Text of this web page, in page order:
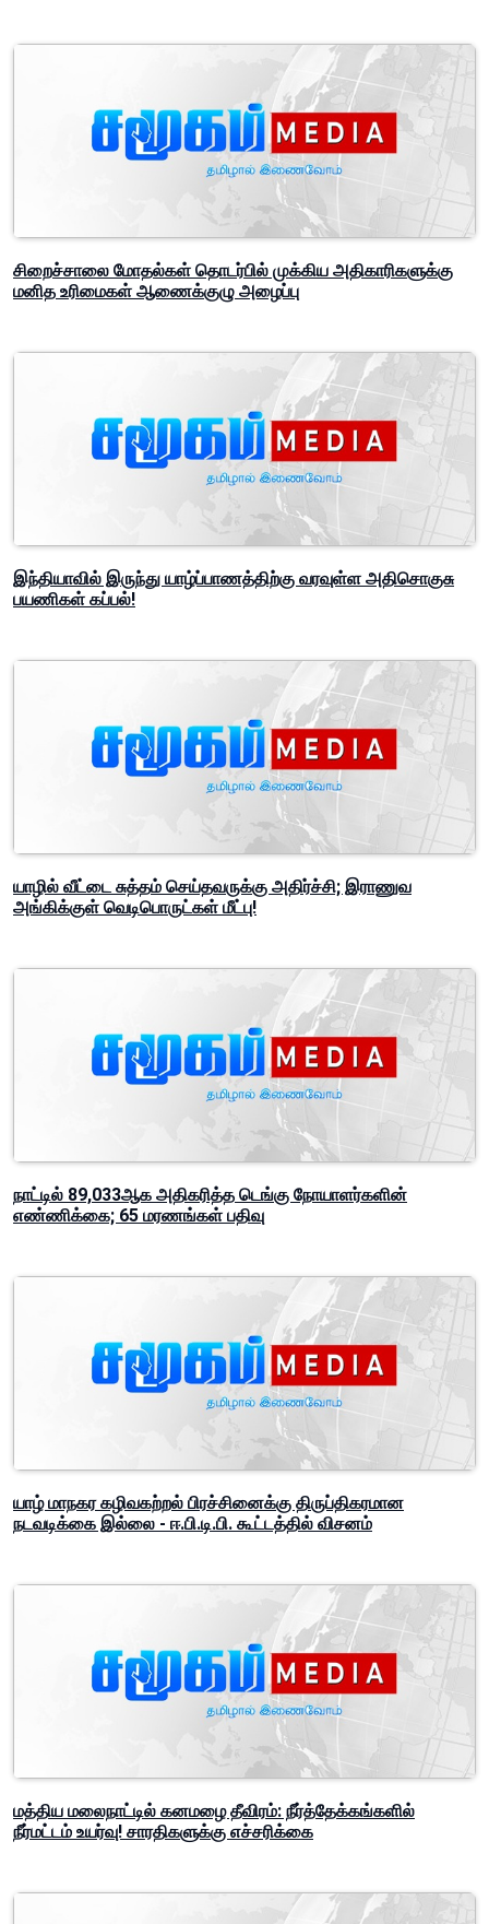
சிறைச்சாலை மோதல்கள் தொடர்பில் முக்கிய அதிகாரிகளுக்கு
மனித உரிமைகள் ஆணைக்குழு அழைப்பு
இந்தியாவில் இருந்து யாழ்ப்பாணத்திற்கு வரவுள்ள அதிசொகுசு
பயணிகள் கப்பல்!
யாழில் வீட்டை சுத்தம் செய்தவருக்கு அதிர்ச்சி; இராணுவ
அங்கிக்குள் வெடிபொருட்கள் மீட்பு!
நாட்டில் 89,033ஆக அதிகரித்த டெங்கு நோயாளர்களின்
எண்ணிக்கை; 65 மரணங்கள் பதிவு
யாழ் மாநகர கழிவகற்றல் பிரச்சினைக்கு திருப்திகரமான
நடவடிக்கை இல்லை - ஈ.பி.டி.பி. கூட்டத்தில் விசனம்
மத்திய மலைநாட்டில் கனமழை தீவிரம்: நீர்த்தேக்கங்களில்
நீர்மட்டம் உயர்வு! சாரதிகளுக்கு எச்சரிக்கை